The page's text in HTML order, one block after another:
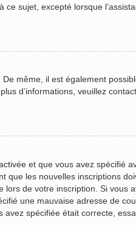
sujet, excepté lorsque
même, il est également
d’informations, veuillez
et que vous avez spécifié
que les nouvelles inscriptions
de votre inscription. Si vous
une mauvaise adresse de
spécifiée était correcte,